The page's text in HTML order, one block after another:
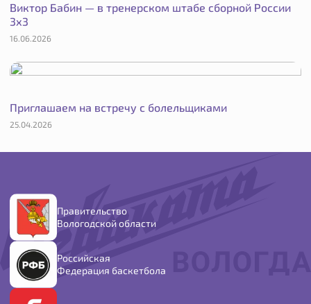
Виктор Бабин — в тренерском штабе сборной России
3х3
16.06.2026
Приглашаем на встречу с болельщиками
25.04.2026
Правительство
Вологодской области
Российская
Федерация баскетбола